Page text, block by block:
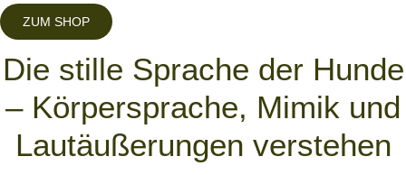
ZUM SHOP
Die stille Sprache der Hunde
– Körpersprache, Mimik und
Lautäußerungen verstehen